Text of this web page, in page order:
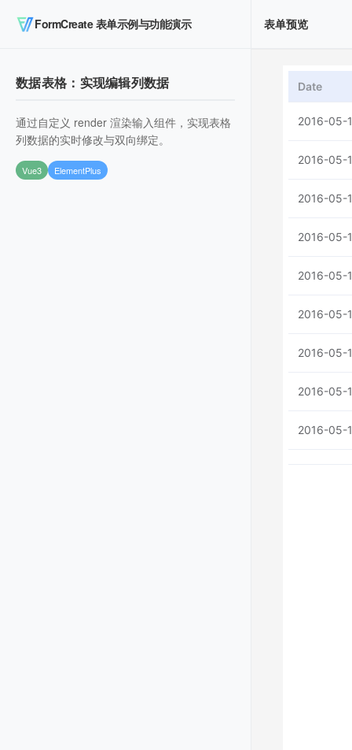
FormCreate 表单示例与功能演示
数据表格：实现编辑列数据
通过自定义 render 渲染输入组件，实现表格
列数据的实时修改与双向绑定。
Vue3 ElementPlus
表单预览